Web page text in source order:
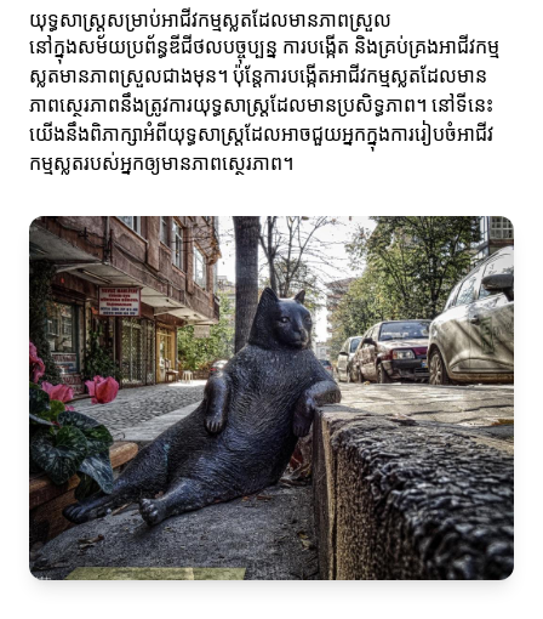
យុទ្ធសាស្ត្រសម្រាប់អាជីវកម្មស្លតដែលមានភាពស្រួល
នៅក្នុងសម័យប្រព័ន្ធឌីជីថលបច្ចុប្បន្ន ការបង្កើត និងគ្រប់គ្រងអាជីវកម្ម
ស្លតមានភាពស្រួលជាងមុន។ ប៉ុន្តែការបង្កើតអាជីវកម្មស្លតដែលមាន
ភាពស្ថេរភាពនឹងត្រូវការយុទ្ធសាស្ត្រដែលមានប្រសិទ្ធភាព។ នៅទីនេះ
យើងនឹងពិភាក្សាអំពីយុទ្ធសាស្ត្រដែលអាចជួយអ្នកក្នុងការរៀបចំអាជីវ
កម្មស្លតរបស់អ្នកឲ្យមានភាពស្ថេរភាព។